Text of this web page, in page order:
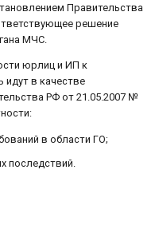
Правительства
решение
МЧС.
юрлиц и ИП к
идут в качестве
РФ от 21.05.2007 №
в области ГО;
последствий.